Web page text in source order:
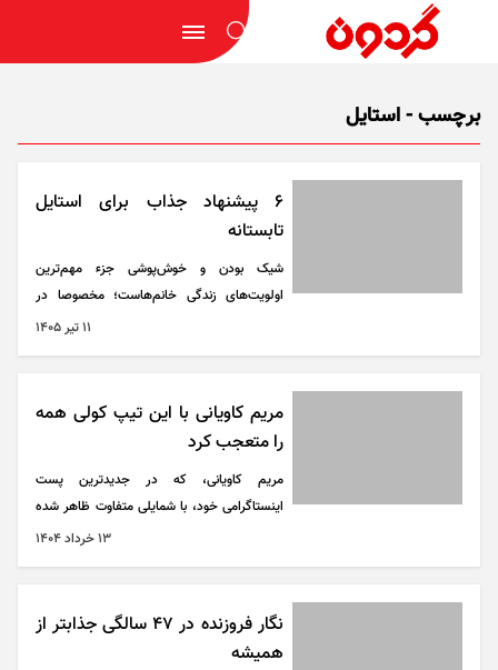
برچسب - استایل
6 پیشنهاد جذاب برای استایل
تابستانه
شیک بودن و‌ خوش‌پوشی جزء مهم‌ترین
اولویت‌های زندگی خانم‌هاست؛ مخصوصا در
جمع‌های رسمی و رو دربایستی‌دار یا موقعیت
۱۱ تير ۱۴۰۵
مریم کاویانی با این تیپ کولی همه
را متعجب کرد
مریم کاویانی، که در جدیدترین پست
اینستاگرامی خود، با شمایلی متفاوت ظاهر شده
۱۳ خرداد ۱۴۰۴
نگار فروزنده در ۴۷ سالگی جذابتر از
همیشه